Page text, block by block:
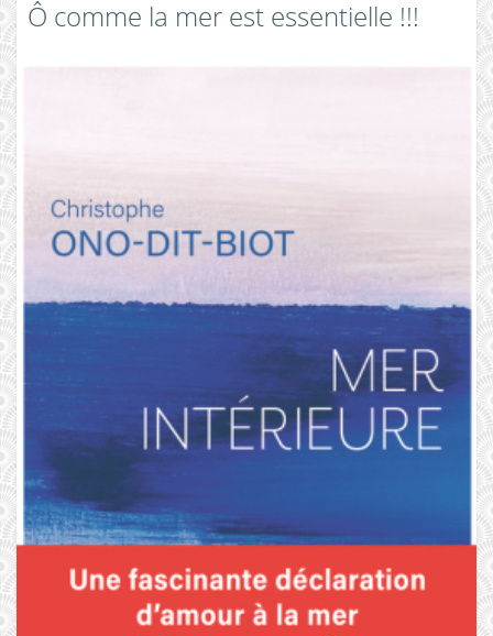
Ô comme la mer est essentielle !!!